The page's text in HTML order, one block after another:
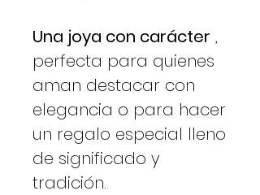
Una joya con carácter ,
perfecta para quienes
aman destacar con
elegancia o para hacer
un regalo especial lleno
de significado y
tradición.